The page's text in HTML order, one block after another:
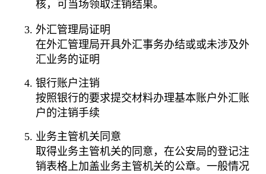
核，可当场领取注销结果。
外汇管理局证明
在外汇管理局开具外汇事务办结或或未涉及外
汇业务的证明
银行账户注销
按照银行的要求提交材料办理基本账户外汇账
户的注销手续
业务主管机关同意
取得业务主管机关的同意，在公安局的登记注
销表格上加盖业务主管机关的公章。一般情况